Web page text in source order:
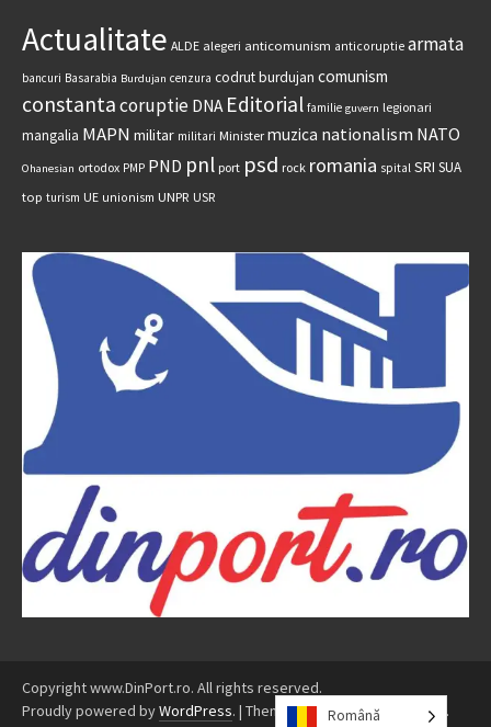
Actualitate ALDE alegeri anticomunism anticoruptie armata
bancuri Basarabia Burdujan cenzura codrut burdujan comunism
constantacoruptie DNA Editorial familie guvern legionari
mangalia MAPN militar militari Minister muzica nationalism NATO
Ohanesian ortodox PMP PND pnl port psd rock romania spital SRI SUA
top turism UE unionism UNPR USR
Copyright www.DinPort.ro. All rights reserved.
Proudly powered byWordPress. | Theme: Awaken byThemezHut .
Română